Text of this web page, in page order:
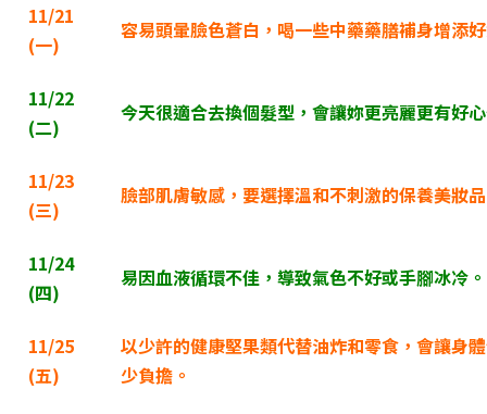
11/21
(一)
容易頭暈臉色蒼白，喝一些中藥藥膳補身增添
11/22
(二)
今天很適合去換個髮型，會讓妳更亮麗更有好
11/23
(三)
臉部肌膚敏感，要選擇溫和不刺激的保養美妝
11/24
(四)
易因血液循環不佳，導致氣色不好或手腳冰冷。
11/25
(五)
以少許的健康堅果類代替油炸和零食，會讓身
少負擔。